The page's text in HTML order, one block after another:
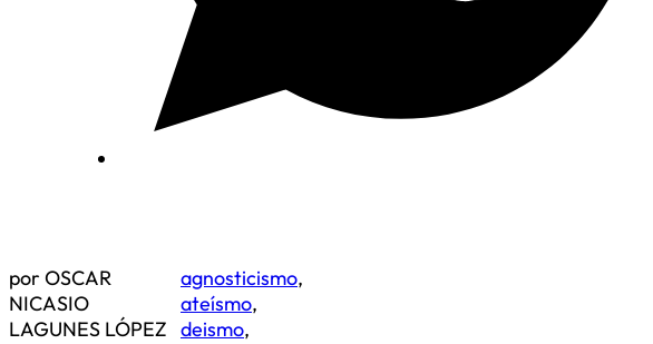
por OSCAR
NICASIO
LAGUNES LÓPEZ
agnosticismo,
ateísmo,
deismo,